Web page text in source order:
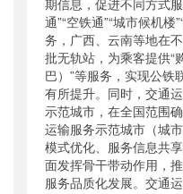
期信息，促进不同方式
通”“空铁通”“城市候机
务，广西、云南等地在
批无轨站，为乘客提供“
巴）”等服务，实现公铁
有所提升。同时，交通
示范城市，在全国范围
运输服务示范城市（城
模式优化、服务信息共
面发挥骨干带动作用，
服务品质化发展。交通